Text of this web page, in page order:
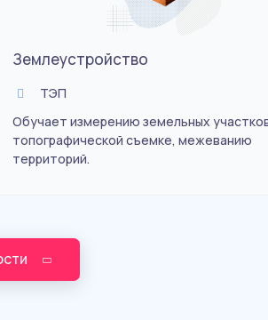
Землеустройство
ТЭП
Обучает измерению земельных
топографической съемке, межеванию
территорий.